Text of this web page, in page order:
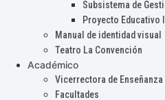
Subsistema de
Proyecto Educativo
Manual de identidad visual
Teatro La Convención
Académico
Vicerrectora de
Facultades